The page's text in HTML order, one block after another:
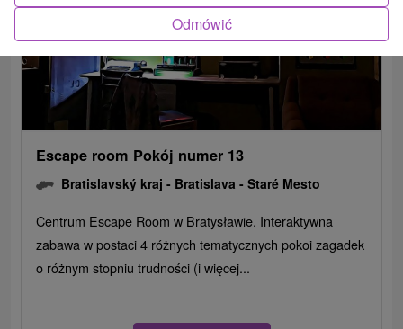
Escape room Pokój numer 13
Bratislavský kraj - Bratislava - Staré Mesto
Centrum Escape Room w Bratysławie. Interaktywna
zabawa w postaci 4 różnych tematycznych pokoi zagadek
o różnym stopniu trudności (i więcej...
Odmówić